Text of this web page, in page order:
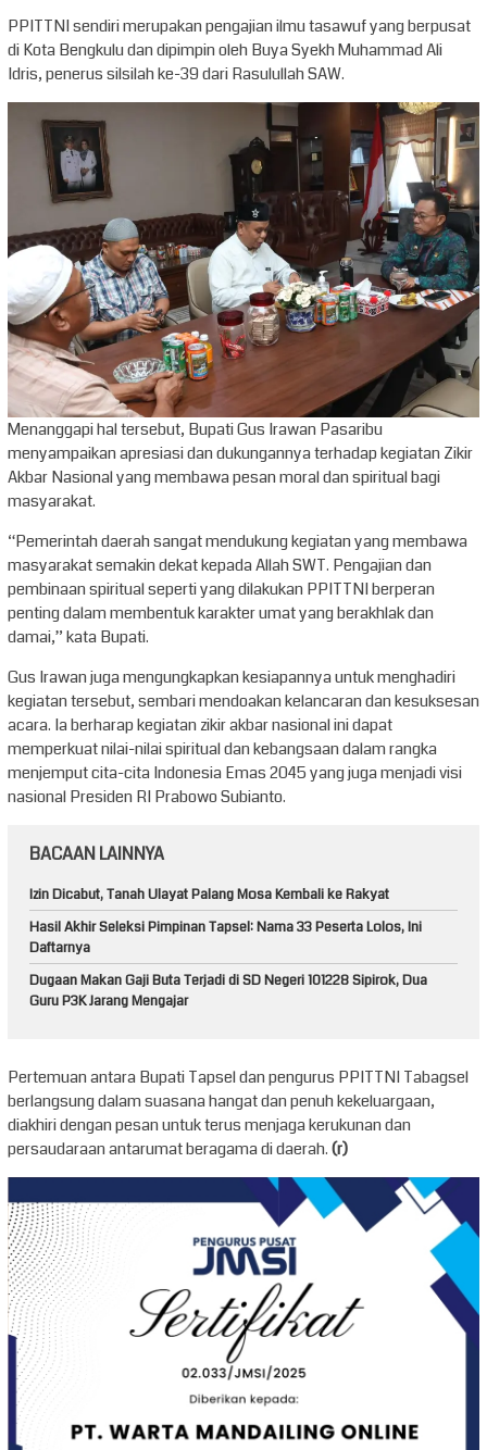
PPITTNI sendiri merupakan pengajian ilmu tasawuf yang berpusat
di Kota Bengkulu dan dipimpin oleh Buya Syekh Muhammad Ali
Idris, penerus silsilah ke-39 dari Rasulullah SAW.
Menanggapi hal tersebut, Bupati Gus Irawan Pasaribu
menyampaikan apresiasi dan dukungannya terhadap kegiatan Zikir
Akbar Nasional yang membawa pesan moral dan spiritual bagi
masyarakat.
“Pemerintah daerah sangat mendukung kegiatan yang membawa
masyarakat semakin dekat kepada Allah SWT. Pengajian dan
pembinaan spiritual seperti yang dilakukan PPITTNI berperan
penting dalam membentuk karakter umat yang berakhlak dan
damai,” kata Bupati.
Gus Irawan juga mengungkapkan kesiapannya untuk menghadiri
kegiatan tersebut, sembari mendoakan kelancaran dan kesuksesan
acara. Ia berharap kegiatan zikir akbar nasional ini dapat
memperkuat nilai-nilai spiritual dan kebangsaan dalam rangka
menjemput cita-cita Indonesia Emas 2045 yang juga menjadi visi
nasional Presiden RI Prabowo Subianto.
BACAAN LAINNYA
Izin Dicabut, Tanah Ulayat Palang Mosa Kembali ke Rakyat
Hasil Akhir Seleksi Pimpinan Tapsel: Nama 33 Peserta Lolos, Ini
Daftarnya
Dugaan Makan Gaji Buta Terjadi di SD Negeri 101228 Sipirok, Dua
Guru P3K Jarang Mengajar
Pertemuan antara Bupati Tapsel dan pengurus PPITTNI Tabagsel
berlangsung dalam suasana hangat dan penuh kekeluargaan,
diakhiri dengan pesan untuk terus menjaga kerukunan dan
persaudaraan antarumat beragama di daerah.(r)